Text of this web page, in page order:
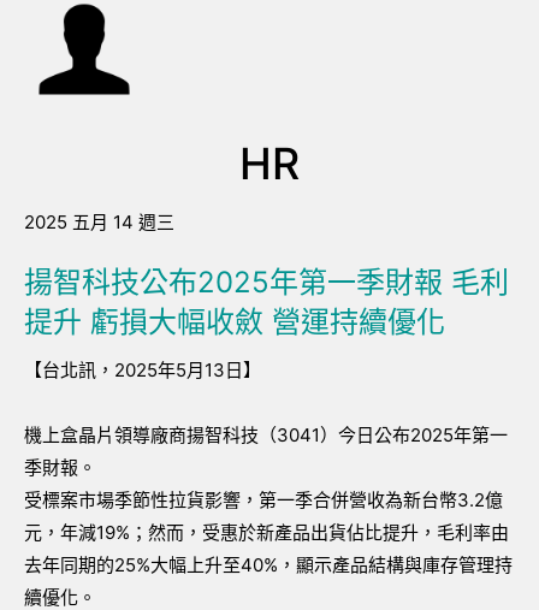
HR
2025 五月 14 週三
揚智科技公布2025年第一季財報 毛利
提升 虧損大幅收斂 營運持續優化
【台北訊，2025年5月13日】
機上盒晶片領導廠商揚智科技（3041）今日公布2025年第一
季財報。
受標案市場季節性拉貨影響，第一季合併營收為新台幣3.2億
元，年減19%；然而，受惠於新產品出貨佔比提升，毛利率由
去年同期的25%大幅上升至40%，顯示產品結構與庫存管理持
續優化。